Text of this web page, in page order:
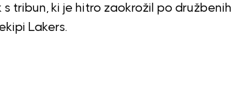
tribun, ki je hitro zaokrožil po družbenih
Lakers.